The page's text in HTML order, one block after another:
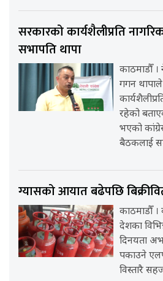
सरकारको कार्यशैलीप्रति
सभापति थापा
काठमाडौँ ।
गगन
रहेको
भएको
बैठकलाई
ग्यासको आयात बढेपछि
काठमाडौँ
देशका
दिनयता
पकाउने
विस्तारै